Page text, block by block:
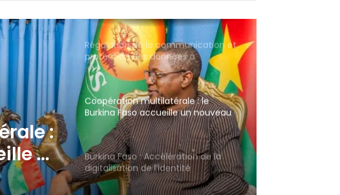
Régulation de la communication et
protection des données à
caractère personnel : les députés
adoptent la loi organique
Coopération multilatérale : le
Burkina Faso accueille un nouveau
Coordonnateur résident du
Système des Nations Unies et un
Représentant résident du FIDA
Burkina Faso : Accélération de la
digitalisation de l’identité